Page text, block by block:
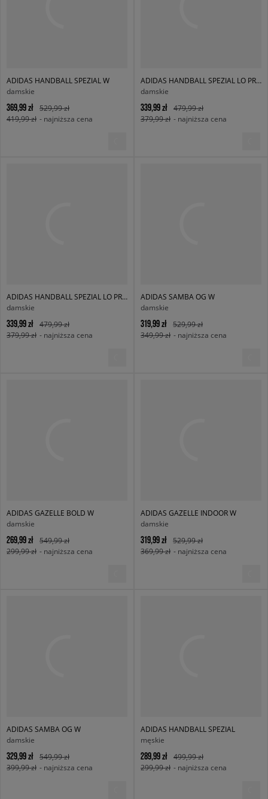
ADIDAS HANDBALL SPEZIAL W
damskie
369,99 zł
529,99 zł
419,99 zł - najniższa cena
ADIDAS HANDBALL SPEZIAL LO PRO W
damskie
339,99 zł
479,99 zł
379,99 zł - najniższa cena
ADIDAS HANDBALL SPEZIAL LO PRO W
damskie
339,99 zł
479,99 zł
379,99 zł - najniższa cena
ADIDAS SAMBA OG W
damskie
319,99 zł
529,99 zł
349,99 zł - najniższa cena
ADIDAS GAZELLE BOLD W
damskie
269,99 zł
549,99 zł
299,99 zł - najniższa cena
ADIDAS GAZELLE INDOOR W
damskie
319,99 zł
529,99 zł
369,99 zł - najniższa cena
ADIDAS SAMBA OG W
damskie
329,99 zł
549,99 zł
399,99 zł - najniższa cena
ADIDAS HANDBALL SPEZIAL
męskie
289,99 zł
499,99 zł
299,99 zł - najniższa cena